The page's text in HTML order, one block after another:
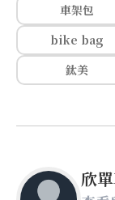
車架包
bike bag
鈦美
欣